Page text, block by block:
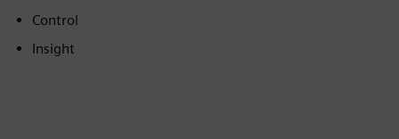
Control
Insight